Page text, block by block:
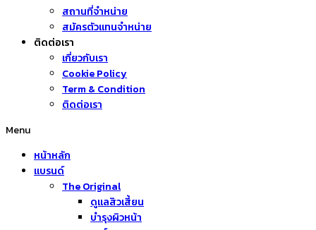
สถานที่จำหน่าย
สมัครตัวแทนจำหน่าย
ติดต่อเรา
เกี่ยวกับเรา
Cookie Policy
Term & Condition
ติดต่อเรา
Menu
หน้าหลัก
แบรนด์
The Original
ดูแลสิวเสี้ยน
บำรุงผิวหน้า